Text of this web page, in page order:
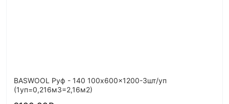
BASWOOL Руф - 140 100x600x1200-3шт/уп
(1уп=0,216м3=2,16м2)